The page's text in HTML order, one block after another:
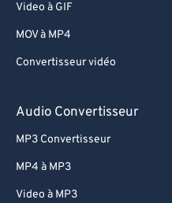
Video à GIF
MOV à MP4
Convertisseur vidéo
Audio Convertisseur
MP3 Convertisseur
MP4 à MP3
Video à MP3